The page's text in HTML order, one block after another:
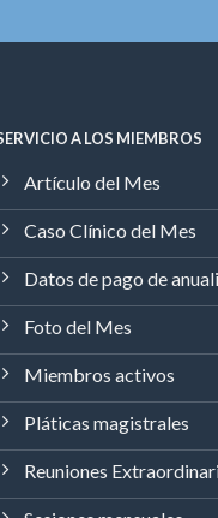
A LOS MIEMBROS
Artículo del Mes
Caso Clínico del Mes
Datos de pago de
Foto del Mes
Miembros activos
Pláticas magistrales
Reuniones